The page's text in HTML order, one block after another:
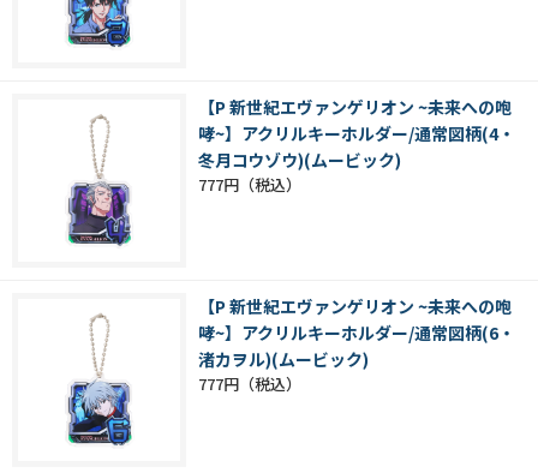
【P 新世紀エヴァンゲリオン ~未来への咆
哮~】アクリルキーホルダー/通常図柄(4・
冬月コウゾウ)(ムービック)
777円
【P 新世紀エヴァンゲリオン ~未来への咆
哮~】アクリルキーホルダー/通常図柄(6・
渚カヲル)(ムービック)
777円